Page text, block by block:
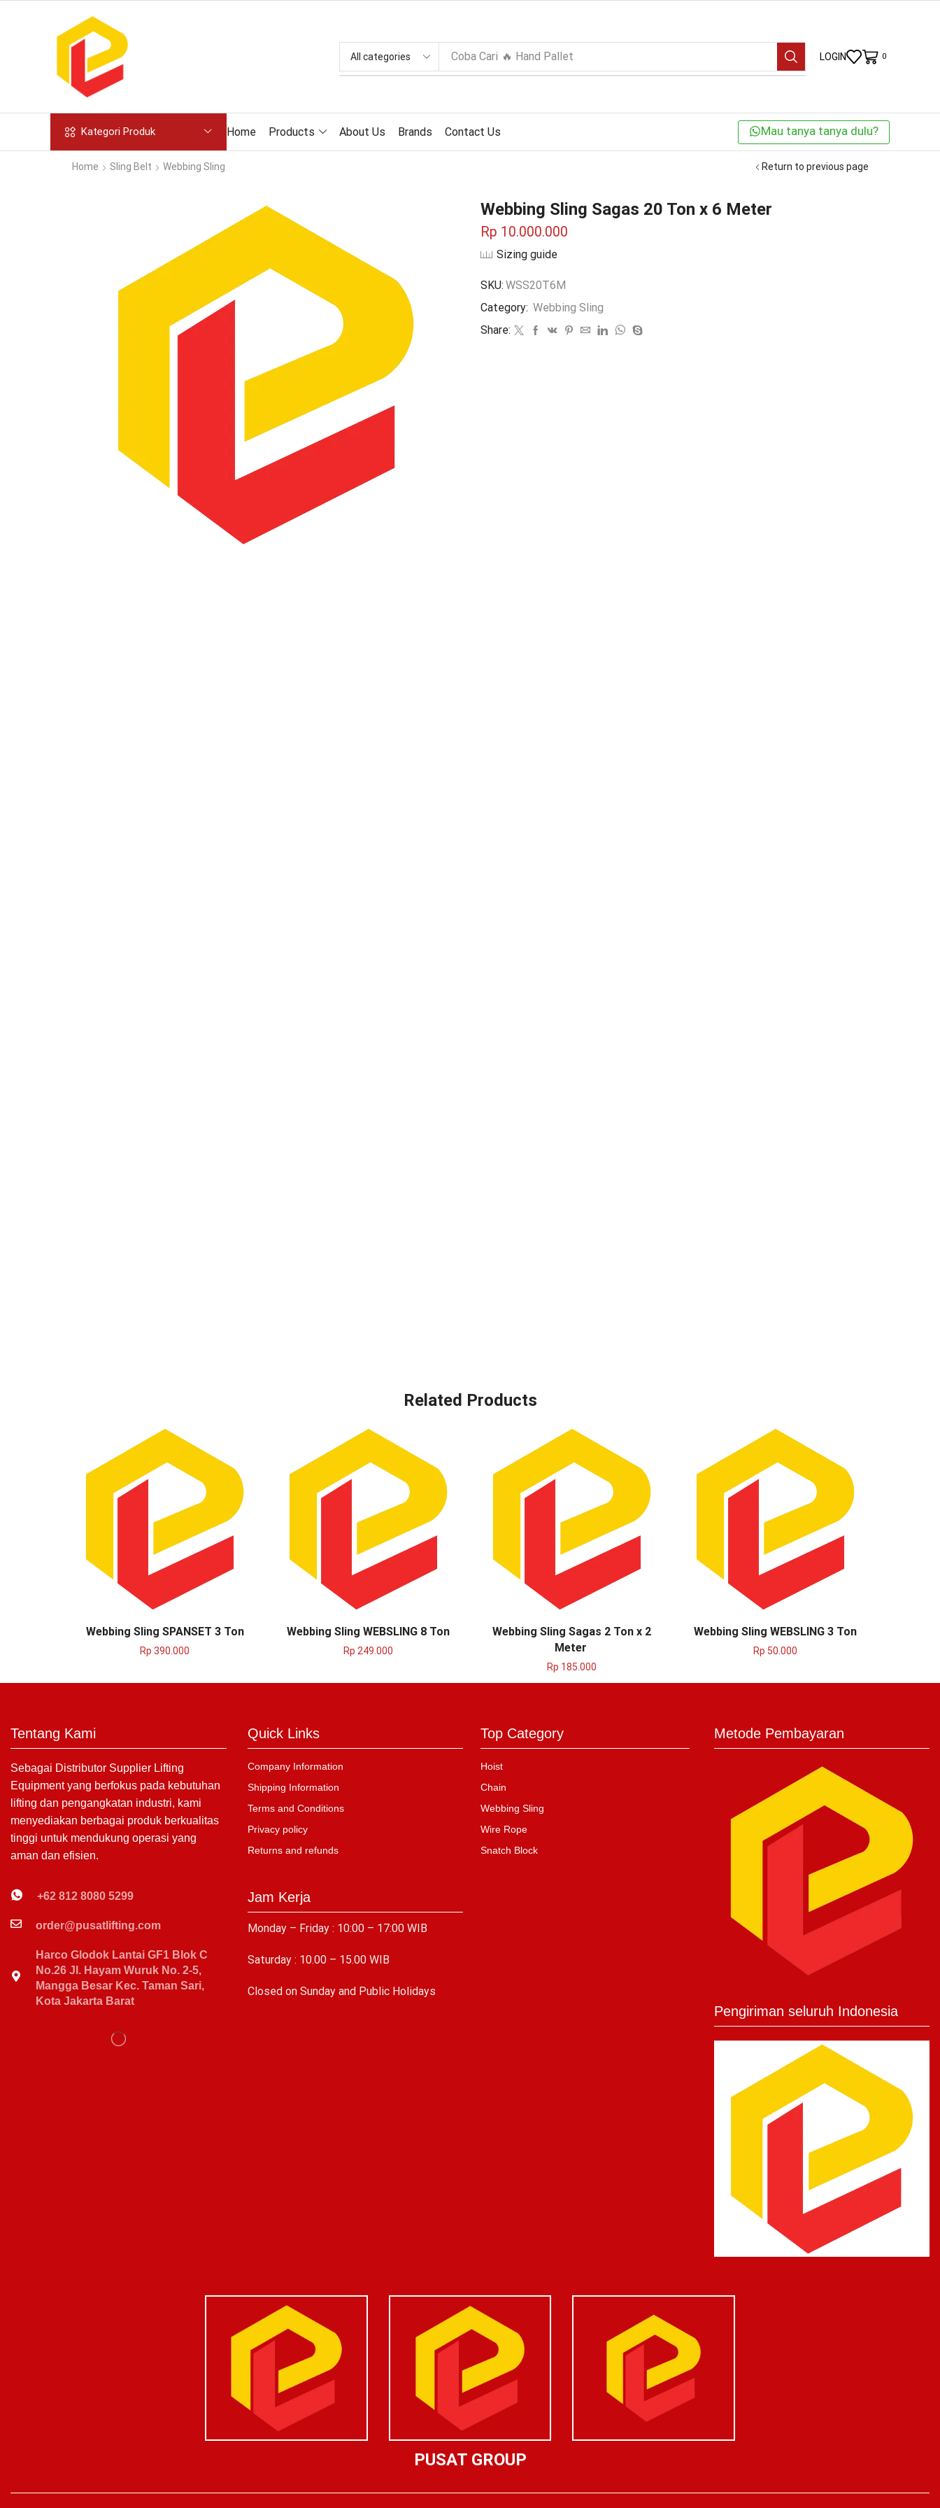
Coba Cari 🔥 Hand Pallet LOGIN 0
Kategori Produk Home Products About Us Brands Contact Us Mau tanya tanya dulu?
Home Sling Belt Webbing Sling Return to previous page
Webbing Sling Sagas 20 Ton x 6 Meter
Rp 10.000.000
Sizing guide
SKU: WSS20T6M
Category: Webbing Sling
Share:
Related Products
Webbing Sling SPANSET 3 Ton
Rp 390.000
Webbing Sling WEBSLING 8 Ton
Rp 249.000
Webbing Sling Sagas 2 Ton x 2
Meter
Rp 185.000
Webbing Sling WEBSLING 3 Ton
Rp 50.000
Tentang Kami
Sebagai Distributor Supplier Lifting
Equipment yang berfokus pada kebutuhan
lifting dan pengangkatan industri, kami
menyediakan berbagai produk berkualitas
tinggi untuk mendukung operasi yang
aman dan efisien.
+62 812 8080 5299
order@pusatlifting.com
Harco Glodok Lantai GF1 Blok C
No.26 Jl. Hayam Wuruk No. 2-5,
Mangga Besar Kec. Taman Sari,
Kota Jakarta Barat
Quick Links
Company Information
Shipping Information
Terms and Conditions
Privacy policy
Returns and refunds
Jam Kerja
Monday – Friday : 10:00 – 17:00 WIB
Saturday : 10.00 – 15.00 WIB
Closed on Sunday and Public Holidays
Top Category
Hoist
Chain
Webbing Sling
Wire Rope
Snatch Block
Metode Pembayaran
Pengiriman seluruh Indonesia
PUSAT GROUP